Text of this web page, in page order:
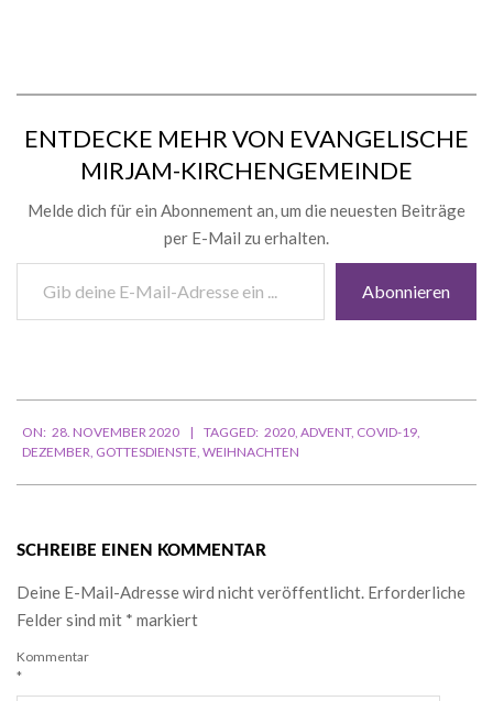
ENTDECKE MEHR VON EVANGELISCHE
MIRJAM-KIRCHENGEMEINDE
Melde dich für ein Abonnement an, um die neuesten Beiträge
per E-Mail zu erhalten.
deine
E-
Abonnieren
11-
ON: 28. NOVEMBER 2020 TAGGED: 2020 ADVENT, COVID-19
DEZEMBER GOTTESDIENSTE WEIHNACHTEN
SCHREIBE EINEN KOMMENTAR
Deine E-Mail-Adresse wird nicht veröffentlicht. Erforderliche
Felder sind mit * markiert
Kommentar
*